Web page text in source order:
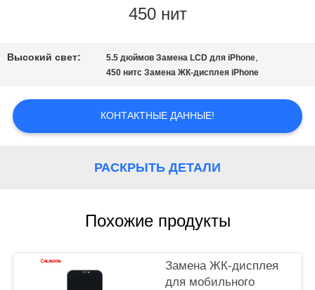
ФАБРИКА
КОНТРОЛЬ
КАЧЕСТВА
КАРТА
450 нит
Высокий свет: 5.5 дюймов Замена LCD для iPhone,
450 нитс Замена ЖК-дисплея iPhone
КОНТАКТНЫЕ ДАННЫЕ!
РАСКРЫТЬ ДЕТАЛИ
Похожие продукты
Замена ЖК-дисплея
для мобильного